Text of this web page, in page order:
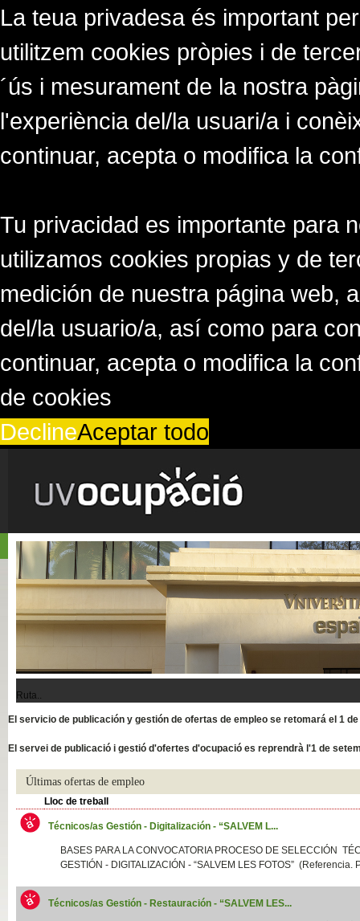
La teua privadesa és important
utilitzem cookies pròpies i de
´ús i mesurament de la nostra
l'experiència del/la usuari/a i
continuar, acepta o modifica la
Tu privacidad es importante para
utilizamos cookies propias y de
medición de nuestra página web,
del/la usuario/a, así como para
continuar, acepta o modifica la
de cookies
DeclineAceptar todo
Ruta..
El servicio de publicación y gestión de ofertas de empleo se retomará el 1
El servei de publicació i gestió d'ofertes d'ocupació es reprendrà l'1 de
Últimas ofertas de empleo
Lloc de treball
Técnicos/as Gestión - Digitalización - “SALVEM L...
BASES PARA LA CONVOCATORIA PROCESO DE SELECCIÓN
GESTIÓN - DIGITALIZACIÓN - “SALVEM LES FOTOS” (Referencia.
Técnicos/as Gestión - Restauración - “SALVEM LES...